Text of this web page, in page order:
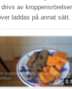
av
laddas på annat